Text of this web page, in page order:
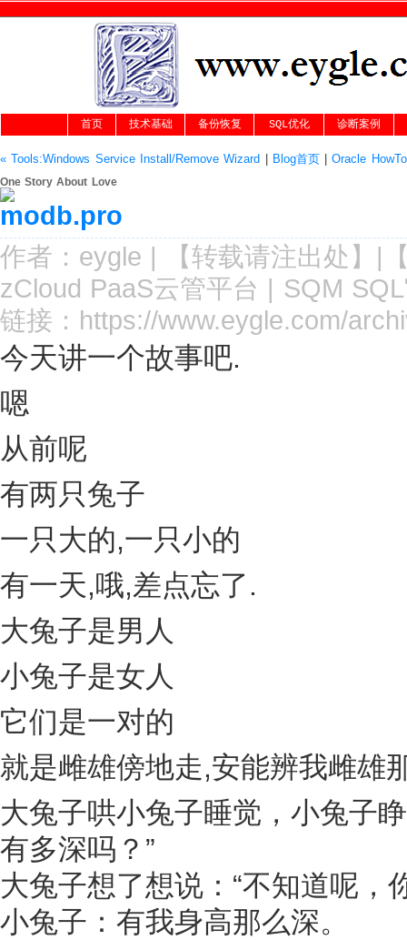
首页 技术基础 备份恢复 SQL优化 诊断案例
« Tools:Windows Service Install/Remove Wizard Blog首页|Oracle
One Story About Love
作者： eygle | 【转载请注出处 】|
zCloud PaaS云管平台 | SQM
链接： https://www.eygle.com/
今天讲一个故事吧.
嗯
从前呢
有两只兔子
一只大的,一只小的
有一天,哦,差点忘了.
大兔子是男人
小兔子是女人
它们是一对的
就是雌雄傍地走,安能辨我雌雄
大兔子哄小兔子睡觉，小兔子
有多深吗？”
大兔子想了想说：“不知道呢，
小兔子：有我身高那么深。